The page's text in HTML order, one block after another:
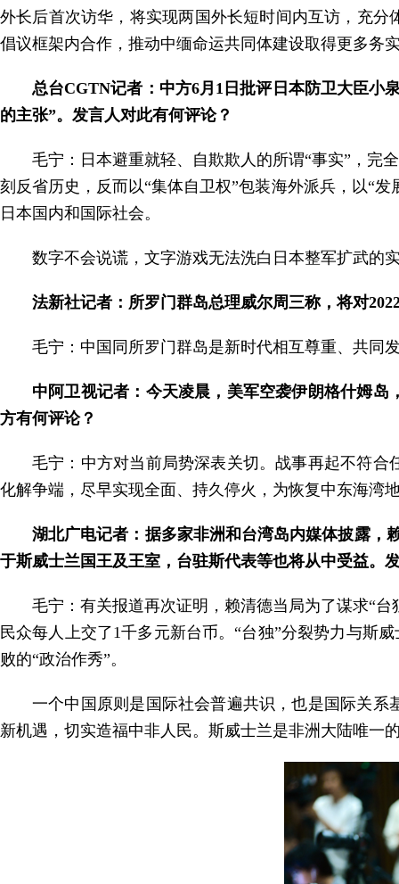
外长后首次访华，将实现两国外长短时间内互访，充
倡议框架内合作，推动中缅命运共同体建设取得更多务
总台CGTN记者：中方6月1日批评日本防卫大臣小
的主张”。发言人对此有何评论？
毛宁：日本避重就轻、自欺欺人的所谓“事实”，完
刻反省历史，反而以“集体自卫权”包装海外派兵，以“
日本国内和国际社会。
数字不会说谎，文字游戏无法洗白日本整军扩武的
法新社记者：所罗门群岛总理威尔周三称，将对
毛宁：中国同所罗门群岛是新时代相互尊重、共同
中阿卫视记者：今天凌晨，美军空袭伊朗格什姆
方有何评论？
毛宁：中方对当前局势深表关切。战事再起不符
化解争端，尽早实现全面、持久停火，为恢复中东海湾
湖北广电记者：据多家非洲和台湾岛内媒体披露，
于斯威士兰国王及王室，台驻斯代表等也将从中受益。
毛宁：有关报道再次证明，赖清德当局为了谋求“
民众每人上交了1千多元新台币。“台独”分裂势力与斯
败的“政治作秀”。
一个中国原则是国际社会普遍共识，也是国际关
新机遇，切实造福中非人民。斯威士兰是非洲大陆唯一